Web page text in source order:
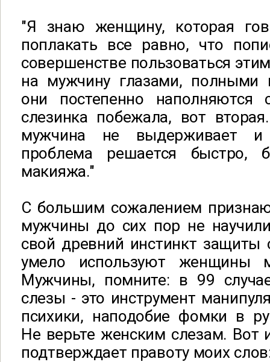
"Я знаю женщину, которая
поплакать все равно, что
совершенстве пользоваться
на мужчину глазами, полными
они постепенно наполняются
слезинка побежала, вот
мужчина не выдерживает и
проблема решается быстро,
макияжа."
С большим сожалением
мужчины до сих пор не
свой древний инстинкт защиты
умело используют женщины
Мужчины, помните: в 99
слезы - это инструмент
психики, наподобие фомки в
Не верьте женским слезам. Вот
подтверждает правоту моих